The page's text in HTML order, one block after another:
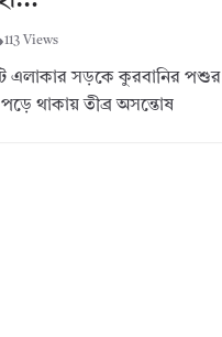
113 Views
এলাকার সড়কে কুরবানির পশুর
থাকায় তীব্র অসন্তোষ